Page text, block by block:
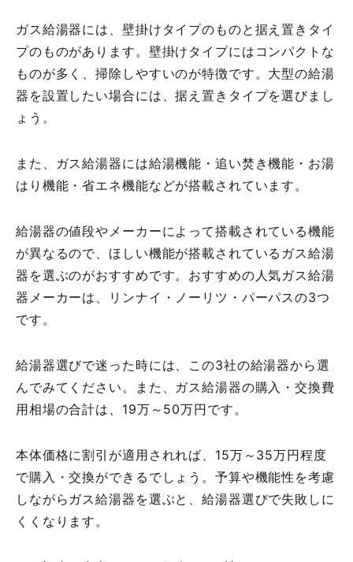
ガス給湯器には、壁掛けタイプのものと据え置きタイ
プのものがあります。壁掛けタイプにはコンパクトな
ものが多く、掃除しやすいのが特徴です。大型の給湯
器を設置したい場合には、据え置きタイプを選びまし
ょう。
また、ガス給湯器には給湯機能・追い焚き機能・お湯
はり機能・省エネ機能などが搭載されています。
給湯器の値段やメーカーによって搭載されている機能
が異なるので、ほしい機能が搭載されているガス給湯
器を選ぶのがおすすめです。おすすめの人気ガス給湯
器メーカーは、リンナイ・ノーリツ・パーパスの3つ
です。
給湯器選びで迷った時には、この3社の給湯器から選
んでみてください。また、ガス給湯器の購入・交換費
用相場の合計は、19万～50万円です。
本体価格に割引が適用されれば、15万～35万円程度
で購入・交換ができるでしょう。予算や機能性を考慮
しながらガス給湯器を選ぶと、給湯器選びで失敗しに
くくなります。